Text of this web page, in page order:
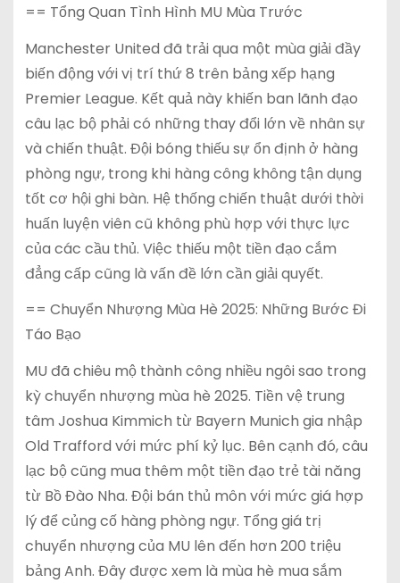
== Tổng Quan Tình Hình MU Mùa Trước
Manchester United đã trải qua một mùa giải đầy
biến động với vị trí thứ 8 trên bảng xếp hạng
Premier League. Kết quả này khiến ban lãnh đạo
câu lạc bộ phải có những thay đổi lớn về nhân sự
và chiến thuật. Đội bóng thiếu sự ổn định ở hàng
phòng ngự, trong khi hàng công không tận dụng
tốt cơ hội ghi bàn. Hệ thống chiến thuật dưới thời
huấn luyện viên cũ không phù hợp với thực lực
của các cầu thủ. Việc thiếu một tiền đạo cắm
đẳng cấp cũng là vấn đề lớn cần giải quyết.
== Chuyển Nhượng Mùa Hè 2025: Những Bước Đi
Táo Bạo
MU đã chiêu mộ thành công nhiều ngôi sao trong
kỳ chuyển nhượng mùa hè 2025. Tiền vệ trung
tâm Joshua Kimmich từ Bayern Munich gia nhập
Old Trafford với mức phí kỷ lục. Bên cạnh đó, câu
lạc bộ cũng mua thêm một tiền đạo trẻ tài năng
từ Bồ Đào Nha. Đội bán thủ môn với mức giá hợp
lý để củng cố hàng phòng ngự. Tổng giá trị
chuyển nhượng của MU lên đến hơn 200 triệu
bảng Anh. Đây được xem là mùa hè mua sắm